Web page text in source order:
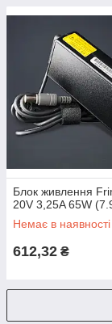
Блок живлення
20V 3,25A 65W
Немає в наявності
612,32 ₴